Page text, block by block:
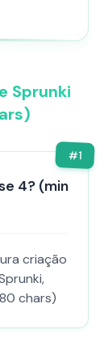
Sprunki
#1
4? (min
criação
chars)